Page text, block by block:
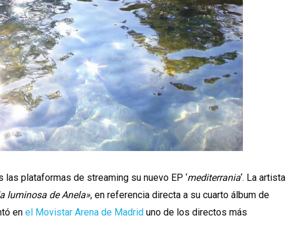
las plataformas de streaming su nuevo EP ‘mediterrania‘. La artista
luminosa de Anela», en referencia directa a su cuarto álbum de
en el Movistar Arena de Madrid uno de los directos más